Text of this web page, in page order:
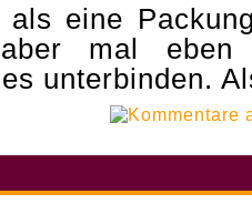
als eine
mal eben
unterbinden.